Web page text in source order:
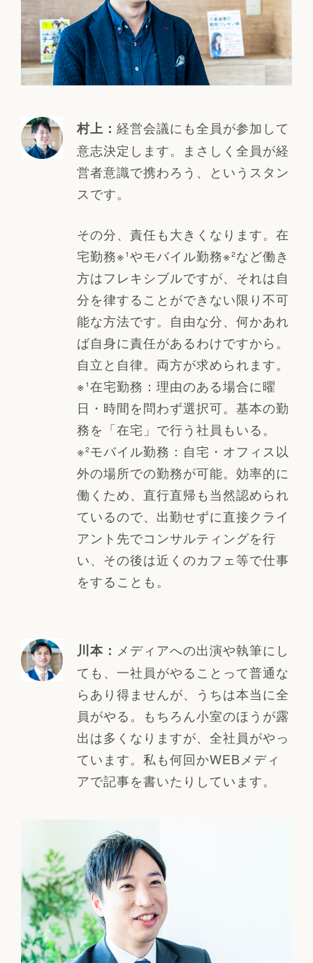
村上： 経営会議にも全員が参加して
意志決定します。まさしく全員が経
営者意識で携わろう、というスタン
スです。
その分、責任も大きくなります。在
宅勤務※¹やモバイル勤務※²など働き
方はフレキシブルですが、それは自
分を律することができない限り不可
能な方法です。自由な分、何かあれ
ば自身に責任があるわけですから。
自立と自律。両方が求められます。
※¹在宅勤務：理由のある場合に曜
日・時間を問わず選択可。基本の勤
務を「在宅」で行う社員もいる。
※²モバイル勤務：自宅・オフィス以
外の場所での勤務が可能。効率的に
働くため、直行直帰も当然認められ
ているので、出勤せずに直接クライ
アント先でコンサルティングを行
い、その後は近くのカフェ等で仕事
をすることも。
川本： メディアへの出演や執筆にし
ても、一社員がやることって普通な
らあり得ませんが、うちは本当に全
員がやる。もちろん小室のほうが露
出は多くなりますが、全社員がやっ
ています。私も何回かWEBメディ
アで記事を書いたりしています。